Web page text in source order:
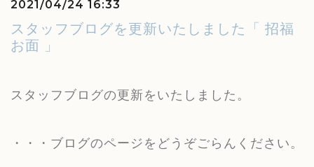
2021/04/24 16:33
スタッフブログを更新いたしました「 招福
お面 」
スタッフブログの更新をいたしました。
・・・ブログのページをどうぞごらんください。